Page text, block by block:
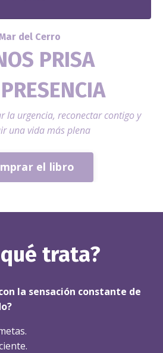
del Cerro
PRISA
la urgencia, reconectar contigo y
una vida más plena
el libro
trata?
la sensación constante de